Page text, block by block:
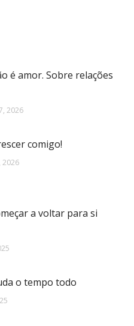
é amor. Sobre relações
2026
comigo!
2026
a voltar para si
o tempo todo